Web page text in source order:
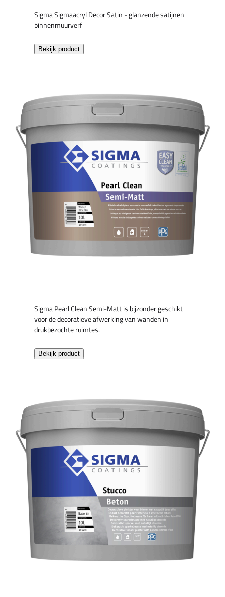
Sigma Sigmaacryl Decor Satin - glanzende satijnen
binnenmuurverf
Bekijk product
Sigma Pearl Clean Semi-Matt is bijzonder geschikt
voor de decoratieve afwerking van wanden in
drukbezochte ruimtes.
Bekijk product